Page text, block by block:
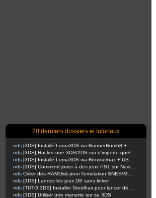
20 derniers dossiers et tutoriaux
nds
nds
nds
nds
nds
nds [3DS] Lancez les jeux DS sans linker
nds
nds [3DS] Utiliser une manette sur sa 3DS